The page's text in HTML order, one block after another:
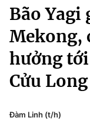
Chuyên mục
Chính trị
Xã hội
Kinh tế
Thể thao
Truyền hình
Văn hóa -
Y tế
Đời sống
Giáo dục
Bão Yagi
Mekong,
hưởng
Cửu Long
Đàm Linh (t/h)